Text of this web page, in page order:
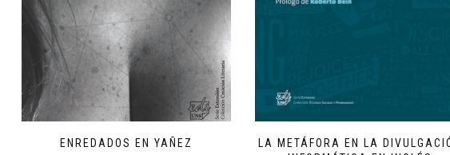
ENREDADOS EN YAÑEZ
LA METÁFORA EN LA